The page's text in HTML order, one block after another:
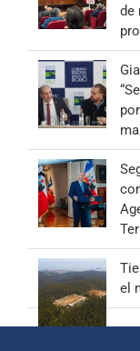
de
el